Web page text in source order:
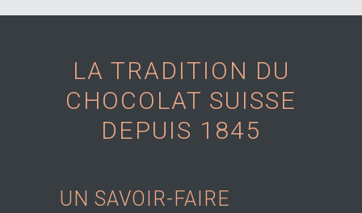
choisies
page
du
LA TRADITION DU
CHOCOLAT SUISSE
DEPUIS 1845
UN SAVOIR-FAIRE